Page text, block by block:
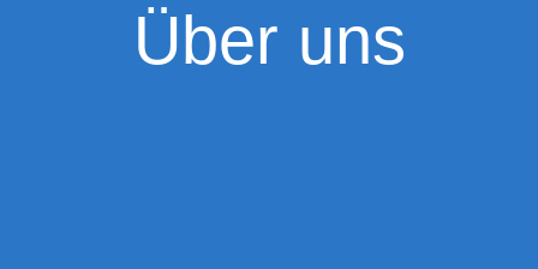
Über uns